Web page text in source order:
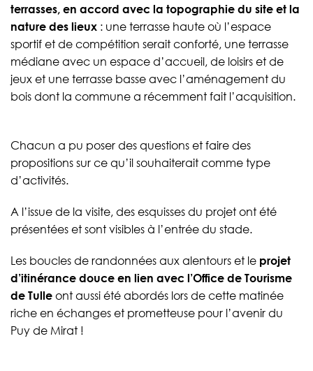
terrasses, en accord avec la topographie du site et la
nature des lieux : une terrasse haute où l’espace
sportif et de compétition serait conforté, une terrasse
médiane avec un espace d’accueil, de loisirs et de
jeux et une terrasse basse avec l’aménagement du
bois dont la commune a récemment fait l’acquisition.
Chacun a pu poser des questions et faire des
propositions sur ce qu’il souhaiterait comme type
d’activités.
A l’issue de la visite, des esquisses du projet ont été
présentées et sont visibles à l’entrée du stade.
Les boucles de randonnées aux alentours et le projet
d’itinérance douce en lien avec l’Office de Tourisme
de Tulle ont aussi été abordés lors de cette matinée
riche en échanges et prometteuse pour l’avenir du
Puy de Mirat !